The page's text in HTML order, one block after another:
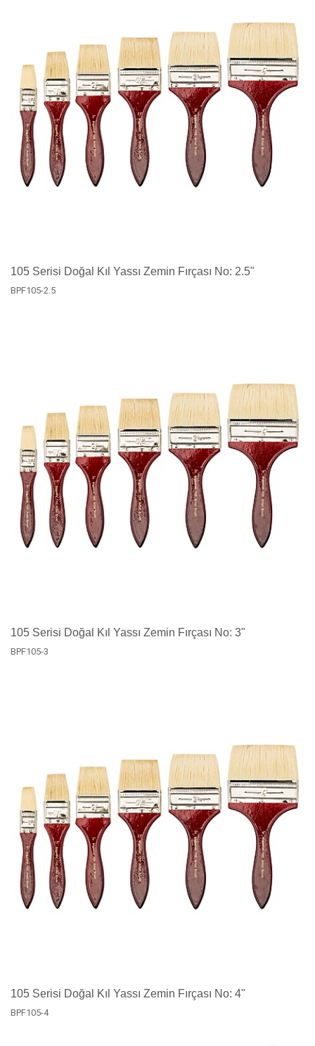
105 Serisi Doğal Kıl Yassı Zemin Fırçası No: 2.5"
BPF105-2.5
105 Serisi Doğal Kıl Yassı Zemin Fırçası No: 3"
BPF105-3
105 Serisi Doğal Kıl Yassı Zemin Fırçası No: 4"
BPF105-4